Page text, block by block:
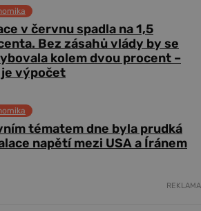
v červnu spadla na 1,5
Bez zásahů vlády by se
kolem dvou procent –
výpočet
tématem dne byla prudká
napětí mezi USA a Íránem
REKLAMA